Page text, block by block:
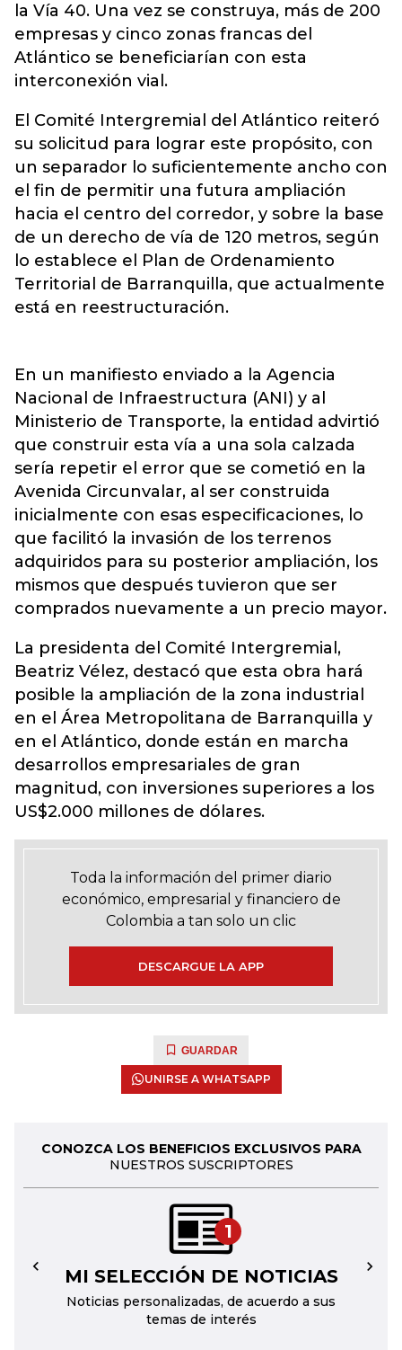
la Vía 40. Una vez se construya, más de 200
empresas y cinco zonas francas del
Atlántico se beneficiarían con esta
interconexión vial.
El Comité Intergremial del Atlántico reiteró
su solicitud para lograr este propósito, con
un separador lo suficientemente ancho con
el fin de permitir una futura ampliación
hacia el centro del corredor, y sobre la base
de un derecho de vía de 120 metros, según
lo establece el Plan de Ordenamiento
Territorial de Barranquilla, que actualmente
está en reestructuración.
En un manifiesto enviado a la Agencia
Nacional de Infraestructura (ANI) y al
Ministerio de Transporte, la entidad advirtió
que construir esta vía a una sola calzada
sería repetir el error que se cometió en la
Avenida Circunvalar, al ser construida
inicialmente con esas especificaciones, lo
que facilitó la invasión de los terrenos
adquiridos para su posterior ampliación, los
mismos que después tuvieron que ser
comprados nuevamente a un precio mayor.
La presidenta del Comité Intergremial,
Beatriz Vélez, destacó que esta obra hará
posible la ampliación de la zona industrial
en el Área Metropolitana de Barranquilla y
en el Atlántico, donde están en marcha
desarrollos empresariales de gran
magnitud, con inversiones superiores a los
US$2.000 millones de dólares.
Toda la información del primer diario
económico, empresarial y financiero de
Colombia a tan solo un clic
DESCARGUE LA APP
GUARDAR
UNIRSE A WHATSAPP
CONOZCA LOS BENEFICIOS EXCLUSIVOS PARA
NUESTROS SUSCRIPTORES
1
MI SELECCIÓN DE NOTICIAS
Noticias personalizadas, de acuerdo a sus
temas de interés
← →